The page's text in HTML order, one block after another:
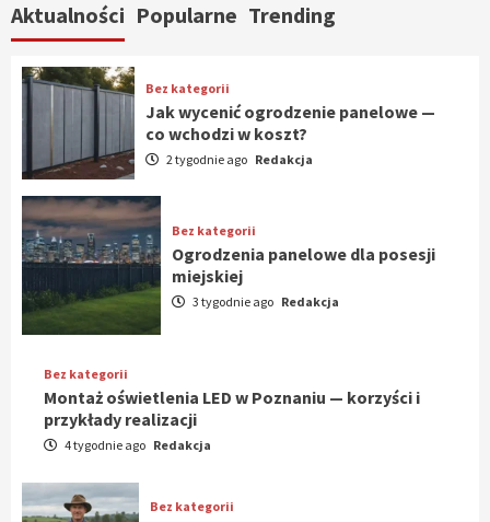
Aktualności Popularne Trending
Bez kategorii
Jak wycenić ogrodzenie panelowe —
co wchodzi w koszt?
2 tygodnie ago Redakcja
Bez kategorii
Ogrodzenia panelowe dla posesji
miejskiej
3 tygodnie ago Redakcja
Bez kategorii
Montaż oświetlenia LED w Poznaniu — korzyści i
przykłady realizacji
4 tygodnie ago Redakcja
Bez kategorii